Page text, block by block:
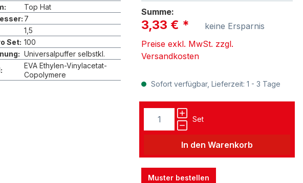
Top Hat
7
1,5
Set: 100
Universalpuffer selbstkl.
EVA Ethylen-Vinylacetat-
Copolymere
Summe:
3,33 € *
keine Ersparnis
Preise exkl. MwSt. zzgl.
Versandkosten
Sofort verfügbar, Lieferzeit: 1 - 3 Tage
Set
In den Warenkorb
Muster bestellen